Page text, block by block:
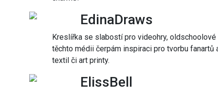
EdinaDraws
Kreslířka se slabostí pro videohry, oldschoolové
těchto médii čerpám inspiraci pro tvorbu fanartů
textil či art printy.
ElissBell